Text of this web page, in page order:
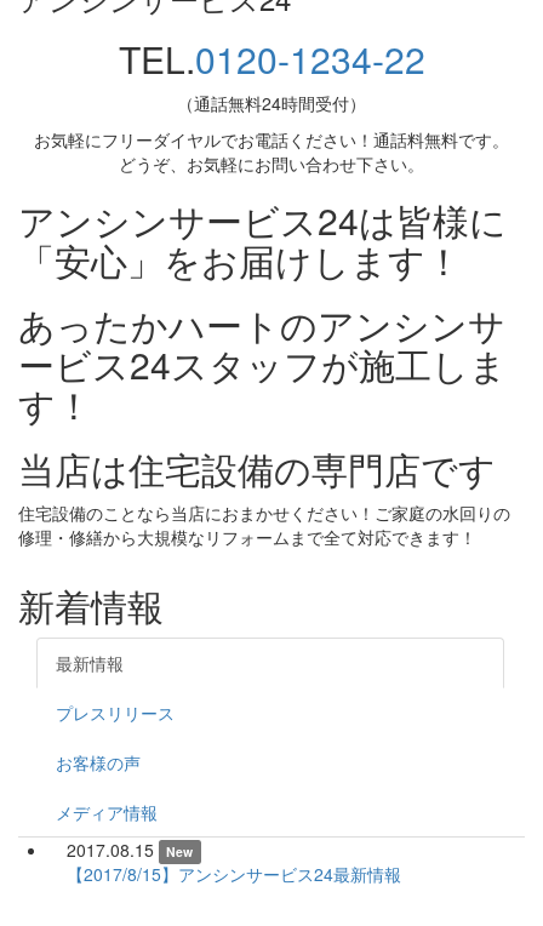
TEL.0120-1234-22
（通話無料24時間受付）
お気軽にフリーダイヤルでお電話ください！通話料無料です。
どうぞ、お気軽にお問い合わせ下さい。
アンシンサービス24は皆様に
「安心」をお届けします！
あったかハートのアンシンサ
ービス24スタッフが施工しま
す！
当店は住宅設備の専門店です
住宅設備のことなら当店におまかせください！ご家庭の水回りの
修理・修繕から大規模なリフォームまで全て対応できます！
新着情報
最新情報
プレスリリース
お客様の声
メディア情報
2017.08.15
New
【2017/8/15】アンシンサービス24最新情報